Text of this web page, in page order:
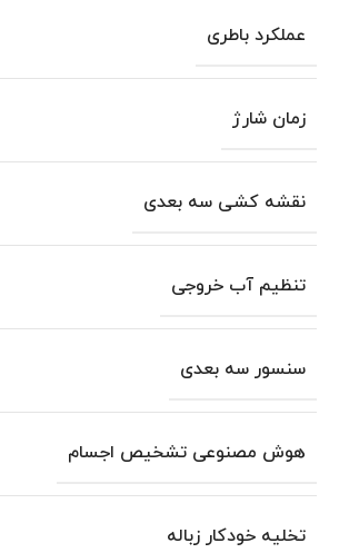
عملکرد باطری
زمان شارژ
نقشه کشی سه بعدی
تنظیم آب خروجی
سنسور سه بعدی
هوش مصنوعی تشخیص اجسام
تخلیه خودکار زباله